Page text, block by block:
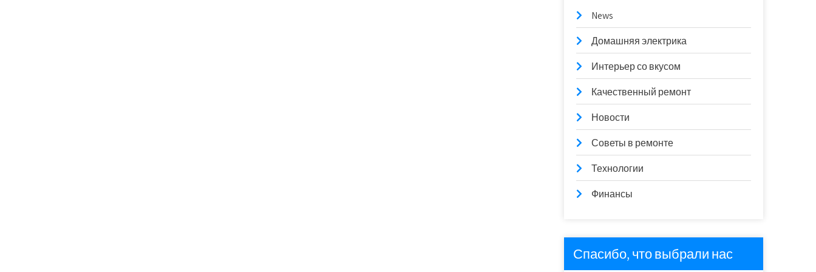
News
Домашняя электрика
Интерьер со вкусом
Качественный ремонт
Новости
Советы в ремонте
Технологии
Финансы
Спасибо, что выбрали нас